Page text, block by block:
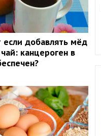
если добавлять мёд
канцероген в